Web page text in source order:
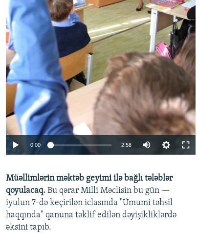
0:00 2:58
360p
480p
720p
Müəllimlərin məktəb geyimi ilə bağlı tələblər
qoyulacaq. Bu qərar Milli Məclisin bu gün —
iyulun 7-də keçirilən iclasında "Ümumi təhsil
haqqında" qanuna təklif edilən dəyişikliklərdə
əksini tapıb.